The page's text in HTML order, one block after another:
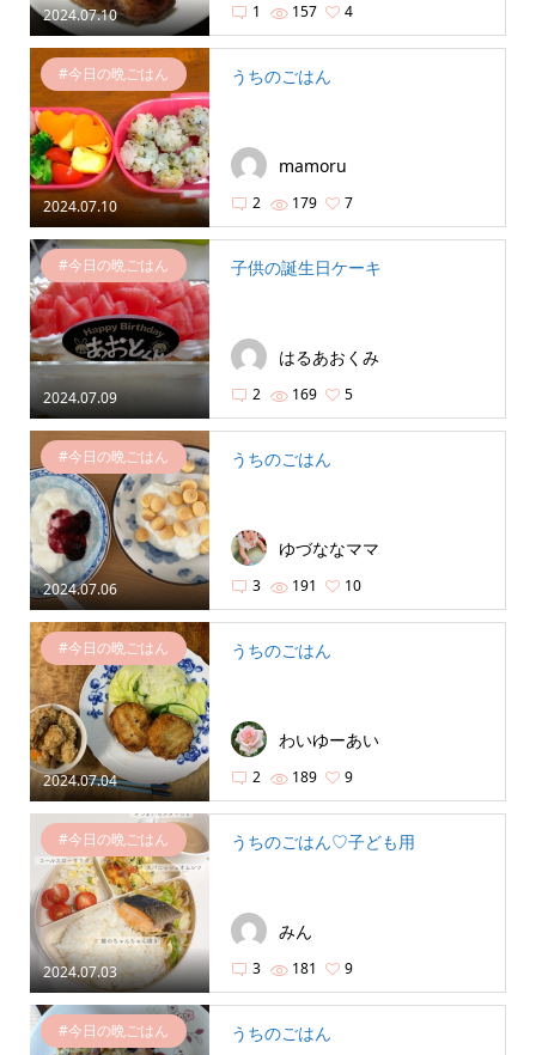
2024.07.10 1 157 4
2024.07.10
#今日の晩ごはん うちのごはん
mamoru
2 179 7
2024.07.09
#今日の晩ごはん 子供の誕生日ケーキ
はるあおくみ
2 169 5
2024.07.06
#今日の晩ごはん うちのごはん
ゆづななママ
3 191 10
2024.07.04
#今日の晩ごはん うちのごはん
わいゆーあい
2 189 9
2024.07.03
#今日の晩ごはん うちのごはん♡子ども用
みん
3 181 9
#今日の晩ごはん うちのごはん